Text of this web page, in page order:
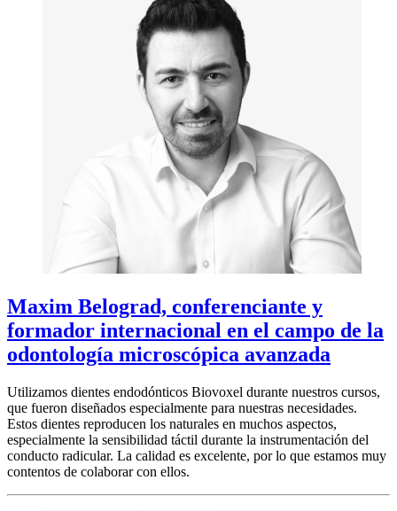
Maxim Belograd, conferenciante y
formador internacional en el campo de la
odontología microscópica avanzada
Utilizamos dientes endodónticos Biovoxel durante nuestros cursos,
que fueron diseñados especialmente para nuestras necesidades.
Estos dientes reproducen los naturales en muchos aspectos,
especialmente la sensibilidad táctil durante la instrumentación del
conducto radicular. La calidad es excelente, por lo que estamos muy
contentos de colaborar con ellos.